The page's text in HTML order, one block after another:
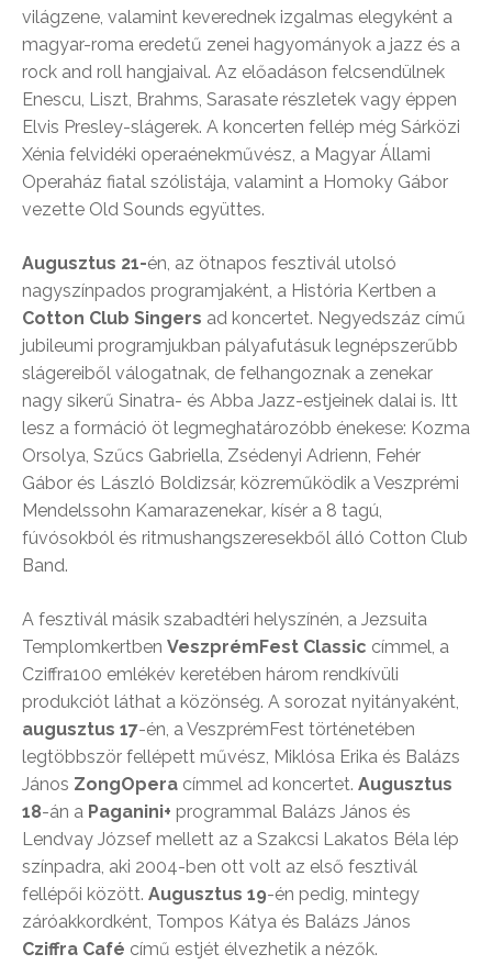
világzene, valamint keverednek izgalmas elegyként a
magyar-roma eredetű zenei hagyományok a jazz és a
rock and roll hangjaival. Az előadáson felcsendülnek
Enescu, Liszt, Brahms, Sarasate részletek vagy éppen
Elvis Presley-slágerek. A koncerten fellép még Sárközi
Xénia felvidéki operaénekművész, a Magyar Állami
Operaház fiatal szólistája, valamint a Homoky Gábor
vezette Old Sounds együttes.
Augusztus 21-én, az ötnapos fesztivál utolsó
nagyszínpados programjaként, a História Kertben a
Cotton Club Singers ad koncertet. Negyedszáz című
jubileumi programjukban pályafutásuk legnépszerűbb
slágereiből válogatnak, de felhangoznak a zenekar
nagy sikerű Sinatra- és Abba Jazz-estjeinek dalai is. Itt
lesz a formáció öt legmeghatározóbb énekese: Kozma
Orsolya, Szűcs Gabriella, Zsédenyi Adrienn, Fehér
Gábor és László Boldizsár, közreműködik a Veszprémi
Mendelssohn Kamarazenekar, kísér a 8 tagú,
fúvósokból és ritmushangszeresekből álló Cotton Club
Band.
A fesztivál másik szabadtéri helyszínén, a Jezsuita
Templomkertben VeszprémFest Classic címmel, a
Cziffra100 emlékév keretében három rendkívüli
produkciót láthat a közönség. A sorozat nyitányaként,
augusztus 17-én, a VeszprémFest történetében
legtöbbször fellépett művész, Miklósa Erika és Balázs
János ZongOpera címmel ad koncertet. Augusztus
18-án a Paganini+ programmal Balázs János és
Lendvay József mellett az a Szakcsi Lakatos Béla lép
színpadra, aki 2004-ben ott volt az első fesztivál
fellépői között. Augusztus 19-én pedig, mintegy
záróakkordként, Tompos Kátya és Balázs János
Cziffra Café című estjét élvezhetik a nézők.